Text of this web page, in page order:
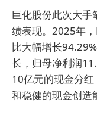
巨化股份此次大手
绩表现。2025年
比大幅增长
长，归母净利润
10亿元的现金分
和稳健的现金创造